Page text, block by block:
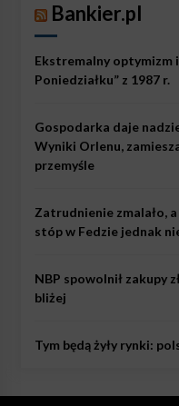
Bankier.pl
Ekstremalny optymizm
Poniedziałku” z 1987 r.
Gospodarka daje
Wyniki Orlenu,
przemyśle
Zatrudnienie zmalało,
stóp w Fedzie jednak
NBP spowolnił zakupy
bliżej
Tym będą żyły rynki: